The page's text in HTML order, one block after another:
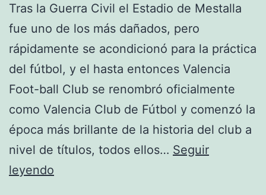
Tras la Guerra Civil el Estadio de Mestalla
fue uno de los más dañados, pero
rápidamente se acondicionó para la práctica
del fútbol, y el hasta entonces Valencia
Foot-ball Club se renombró oficialmente
como Valencia Club de Fútbol y comenzó la
época más brillante de la historia del club a
nivel de títulos, todos ellos… Seguir
leyendo